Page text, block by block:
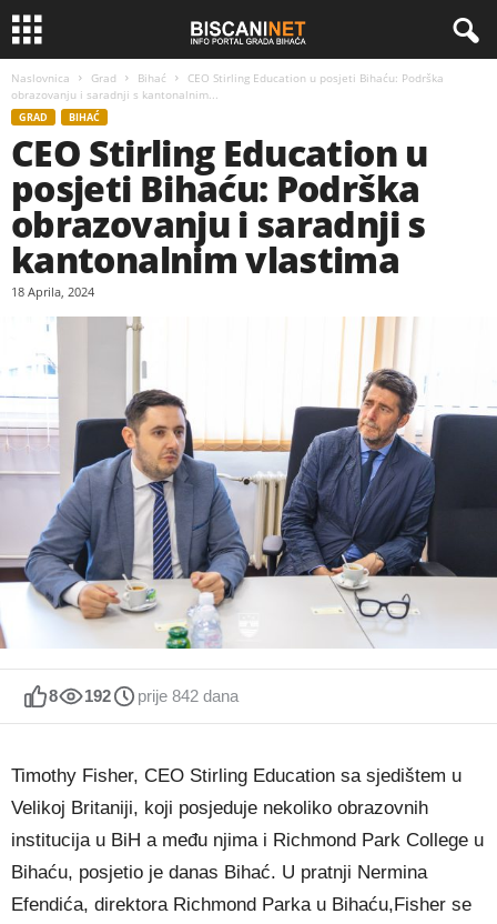
Naslovnica Grad Bihać
CEO Stirling Education u posjeti Bihaću: Podrška
obrazovanju i saradnji s kantonalnim...
GRAD BIHAĆ
CEO Stirling Education u
posjeti Bihaću: Podrška
obrazovanju i saradnji s
kantonalnim vlastima
18 Aprila, 2024
8 192 prije 842 dana
Timothy Fisher, CEO Stirling Education sa sjedištem u
Velikoj Britaniji, koji posjeduje nekoliko obrazovnih
institucija u BiH a među njima i Richmond Park College u
Bihaću, posjetio je danas Bihać. U pratnji Nermina
Efendića, direktora Richmond Parka u Bihaću,Fisher se